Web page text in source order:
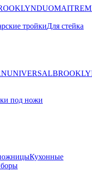
DUOMAITRE
тройкиДля стейка
UNIVERSAL
под ножи
Кухонные